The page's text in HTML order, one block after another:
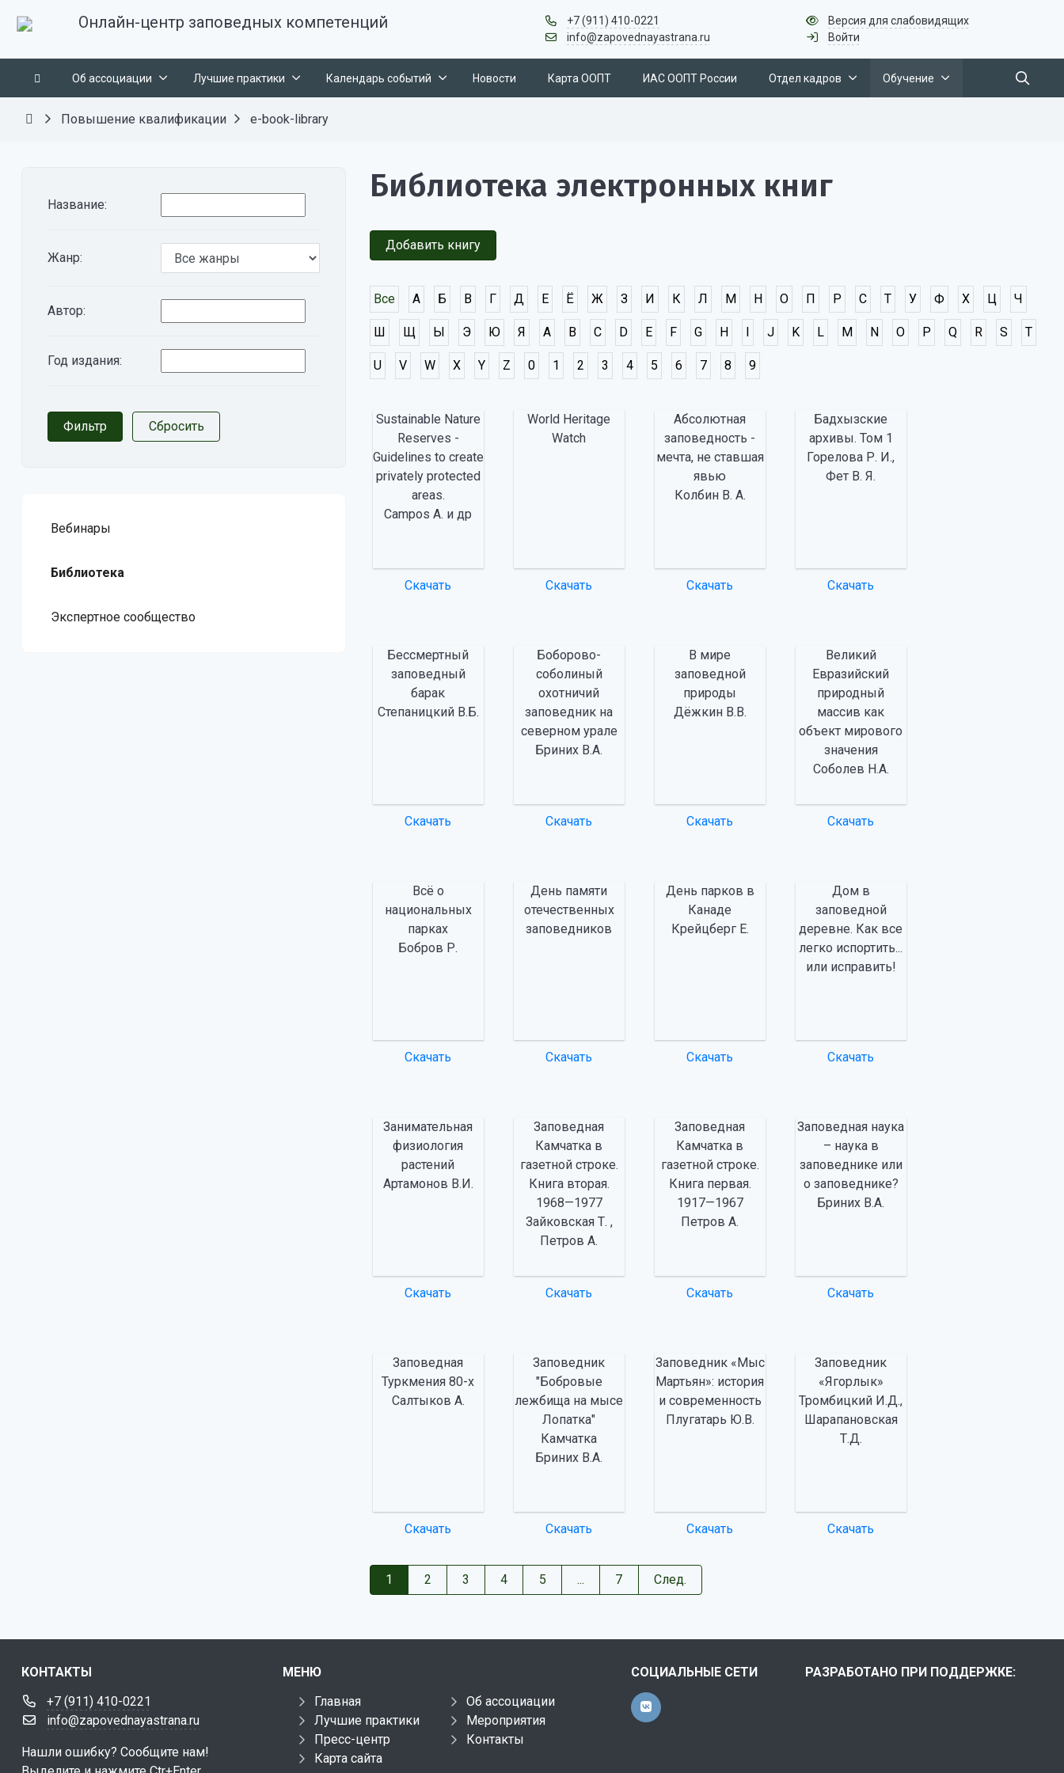
Онлайн-центр заповедных компетенций
+7 (911) 410-0221
info@zapovednayastrana.ru
Версия для слабовидящих
Войти
Об ассоциации Лучшие практики Календарь событий Новости Карта ООПТ ИАС ООПТ России Отдел кадров Обучение
Повышение квалификации e-book-library
Название:
Жанр:
Автор:
Год издания:
Вебинары
Библиотека
Экспертное сообщество
Библиотека электронных книг
Добавить книгу
Все А Б В Г Д Е Ё Ж З И К Л М Н О П Р С Т У Ф Х Ц Ч
Ш Щ Ы Э Ю Я A B C D E F G H I J K L M N O P Q R S T
U V W X Y Z 0 1 2 3 4 5 6 7 8 9
Sustainable Nature
Reserves -
Guidelines to create
privately protected
areas.
Campos A. и др
Скачать
World Heritage
Watch
Скачать
Абсолютная
заповедность -
мечта, не ставшая
явью
Колбин В. А.
Скачать
Бадхызские
архивы. Том 1
Горелова Р. И.,
Фет В. Я.
Скачать
Бессмертный
заповедный
барак
Степаницкий В.Б.
Скачать
Боборово-
соболиный
охотничий
заповедник на
северном урале
Бриних В.А.
Скачать
В мире
заповедной
природы
Дёжкин В.В.
Скачать
Великий
Евразийский
природный
массив как
объект мирового
значения
Соболев Н.А.
Скачать
Всё о
национальных
парках
Бобров Р.
Скачать
День памяти
отечественных
заповедников
Скачать
День парков в
Канаде
Крейцберг Е.
Скачать
Дом в
заповедной
деревне. Как все
легко испортить...
или исправить!
Скачать
Занимательная
физиология
растений
Артамонов В.И.
Скачать
Заповедная
Камчатка в
газетной строке.
Книга вторая.
1968—1977
Зайковская Т. ,
Петров А.
Скачать
Заповедная
Камчатка в
газетной строке.
Книга первая.
1917—1967
Петров А.
Скачать
Заповедная наука
– наука в
заповеднике или
о заповеднике?
Бриних В.А.
Скачать
Заповедная
Туркмения 80-х
Салтыков А.
Скачать
Заповедник
"Бобровые
лежбища на мысе
Лопатка"
Камчатка
Бриних В.А.
Скачать
Заповедник «Мыс
Мартьян»: история
и современность
Плугатарь Ю.В.
Скачать
Заповедник
«Ягорлык»
Тромбицкий И.Д.,
Шарапановская
Т.Д.
Скачать
1 2 3 4 5 ... 7 След.
КОНТАКТЫ
+7 (911) 410-0221
info@zapovednayastrana.ru
Нашли ошибку? Сообщите нам!
МЕНЮ
Главная
Об ассоциации
Лучшие практики
Мероприятия
Пресс-центр
Контакты
Карта сайта
СОЦИАЛЬНЫЕ СЕТИ РАЗРАБОТАНО ПРИ ПОДДЕРЖКЕ: